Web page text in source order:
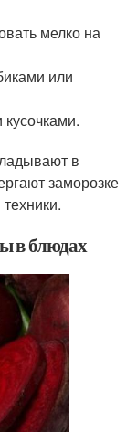
мелко на
или
в
заморозке
в блюдах